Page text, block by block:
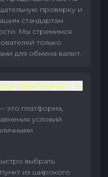
проверку и
стандартам
Мы стремимся
только
для обмена валют.
обменников?
это платформа,
условий
выбрать
из широкого